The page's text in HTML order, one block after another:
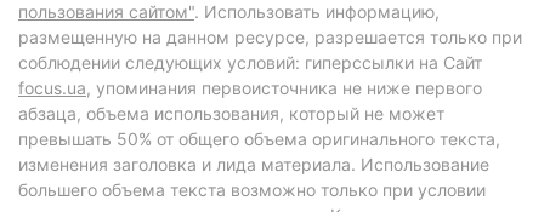
пользования сайтом". Использовать информацию,
размещенную на данном ресурсе, разрешается только при
соблюдении следующих условий: гиперссылки на Сайт
focus.ua, упоминания первоисточника не ниже первого
абзаца, объема использования, который не может
превышать 50% от общего объема оригинального текста,
изменения заголовка и лида материала. Использование
большего объема текста возможно только при условии